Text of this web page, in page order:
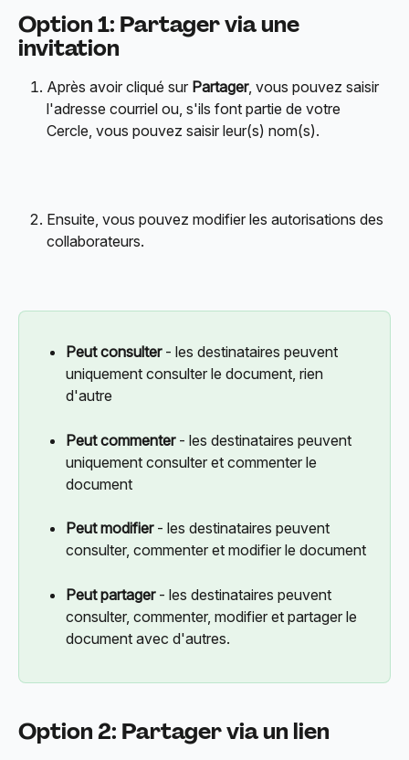
Option 1: Partager via une
invitation
Après avoir cliqué sur Partager, vous pouvez saisir
l'adresse courriel ou, s'ils font partie de votre
Cercle, vous pouvez saisir leur(s) nom(s).
Ensuite, vous pouvez modifier les autorisations des
collaborateurs.
Peut consulter - les destinataires peuvent
uniquement consulter le document, rien
d'autre
Peut commenter - les destinataires peuvent
uniquement consulter et commenter le
document
Peut modifier - les destinataires peuvent
consulter, commenter et modifier le document
Peut partager - les destinataires peuvent
consulter, commenter, modifier et partager le
document avec d'autres.
Option 2: Partager via un lien